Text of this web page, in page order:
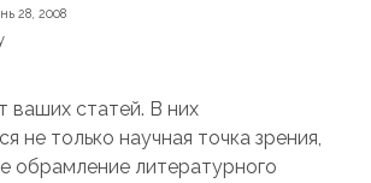
28, 2008
ваших статей. В них
не только научная точка зрения,
обрамление литературного